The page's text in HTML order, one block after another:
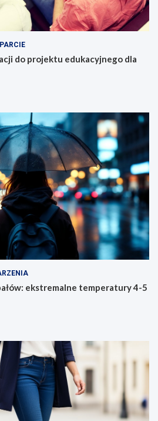
do projektu edukacyjnego dla
ekstremalne temperatury 4-5